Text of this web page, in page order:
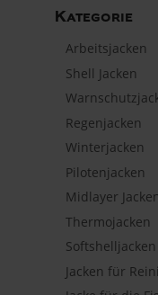
Kategorie
Arbeitsjacken
Shell Jacken
Regenjacken
Winterjacken
Pilotenjacken
Midlayer Jacken
Thermojacken
Softshelljacken
Jacken für